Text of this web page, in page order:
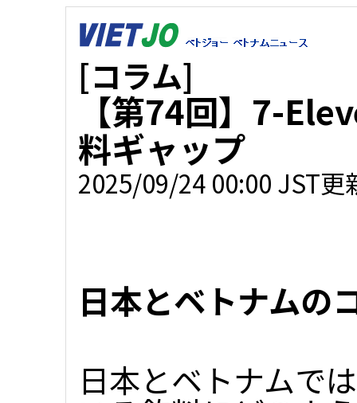
[コラム]
【第74回】7-
料ギャップ
2025/09/24 00:00 JST更
日本とベトナムの
日本とベトナムで